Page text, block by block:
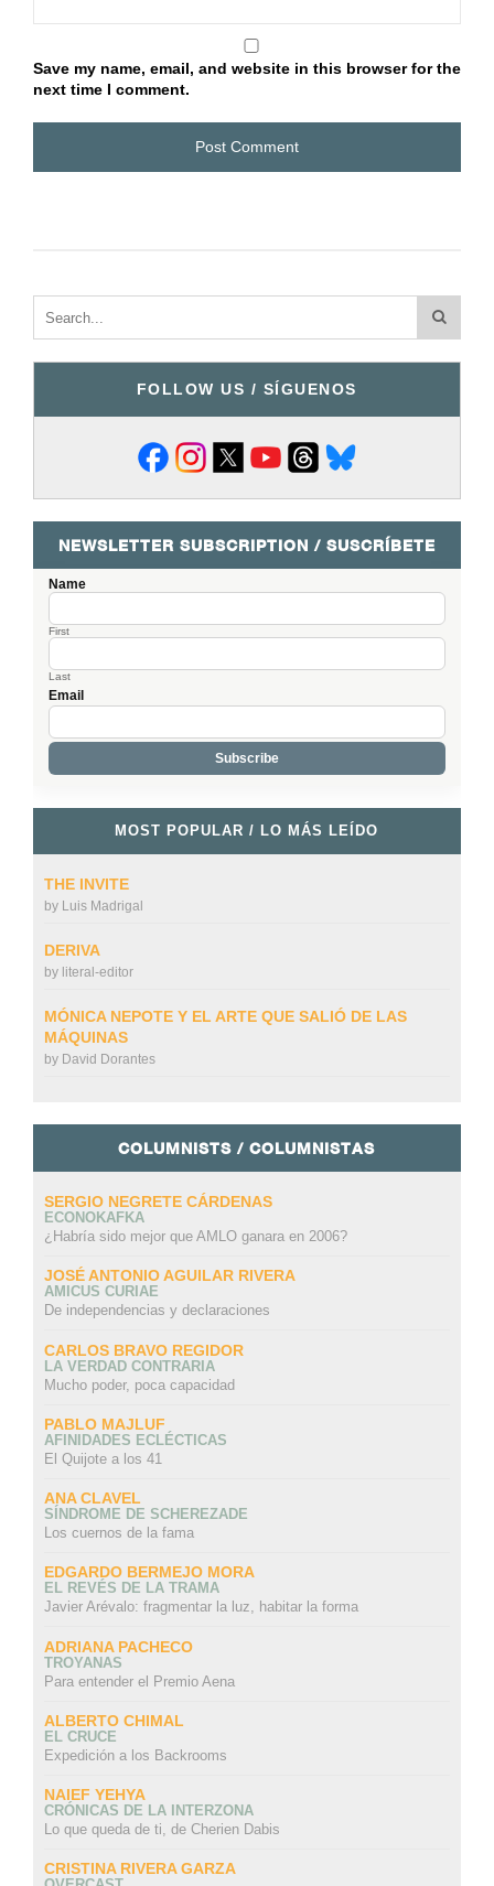
Save my name, email, and website in this browser for the
next time I comment.
FOLLOW US / SÍGUENOS
NEWSLETTER SUBSCRIPTION / SUSCRÍBETE
Name
First
Last
Email
MOST POPULAR / LO MÁS LEÍDO
THE INVITE
by Luis Madrigal
DERIVA
by literal-editor
MÓNICA NEPOTE Y EL ARTE QUE SALIÓ DE LAS
MÁQUINAS
by David Dorantes
COLUMNISTS / COLUMNISTAS
SERGIO NEGRETE CÁRDENAS
ECONOKAFKA
¿Habría sido mejor que AMLO ganara en 2006?
JOSÉ ANTONIO AGUILAR RIVERA
AMICUS CURIAE
De independencias y declaraciones
CARLOS BRAVO REGIDOR
LA VERDAD CONTRARIA
Mucho poder, poca capacidad
PABLO MAJLUF
AFINIDADES ECLÉCTICAS
El Quijote a los 41
ANA CLAVEL
SÍNDROME DE SCHEREZADE
Los cuernos de la fama
EDGARDO BERMEJO MORA
EL REVÉS DE LA TRAMA
Javier Arévalo: fragmentar la luz, habitar la forma
ADRIANA PACHECO
TROYANAS
Para entender el Premio Aena
ALBERTO CHIMAL
EL CRUCE
Expedición a los Backrooms
NAIEF YEHYA
CRÓNICAS DE LA INTERZONA
Lo que queda de ti, de Cherien Dabis
CRISTINA RIVERA GARZA